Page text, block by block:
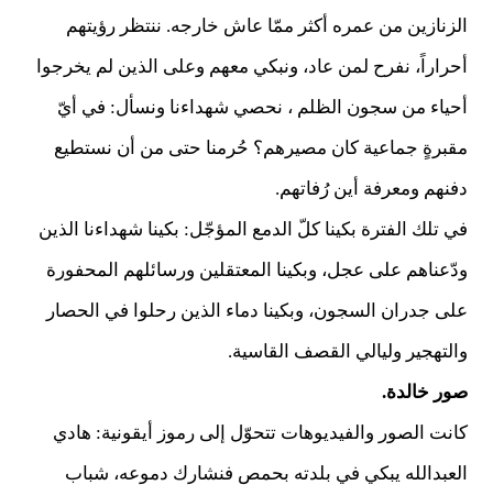
الزنازين من عمره أكثر ممّا عاش خارجه. ننتظر رؤيتهم
أحراراً، نفرح لمن عاد، ونبكي معهم وعلى الذين لم يخرجوا
أحياء من سجون الظلم ، نحصي شهداءنا ونسأل: في أيّ
مقبرةٍ جماعية كان مصيرهم؟ حُرمنا حتى من أن نستطيع
دفنهم ومعرفة أين رُفاتهم.
في تلك الفترة بكينا كلّ الدمع المؤجّل: بكينا شهداءنا الذين
ودّعناهم على عجل، وبكينا المعتقلين ورسائلهم المحفورة
على جدران السجون، وبكينا دماء الذين رحلوا في الحصار
والتهجير وليالي القصف القاسية.
صور خالدة.
كانت الصور والفيديوهات تتحوّل إلى رموز أيقونية: هادي
العبدالله يبكي في بلدته بحمص فنشارك دموعه، شباب